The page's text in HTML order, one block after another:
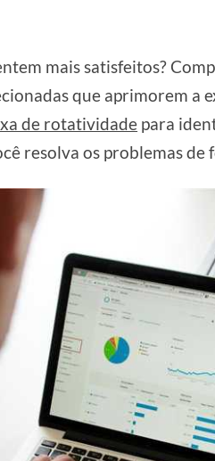
mais satisfeitos?
que aprimorem a
de rotatividade para
resolva os problemas de